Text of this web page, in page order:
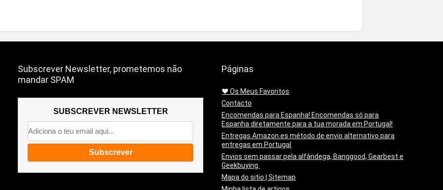
Subscrever Newsletter, prometemos não
mandar SPAM
SUBSCREVER NEWSLETTER
Páginas
❤️ Os Meus Favoritos
Contacto
Encomendas para Espanha! Encomendas só para
Espanha diretamente para a tua morada em Portugal!
Entregas Amazon.es método de envio alternativo para
entregas em Portugal
Envios sem passar pela alfândega, Banggood, Gearbest e
Geekbuying.
Mapa do sitio | Sitemap